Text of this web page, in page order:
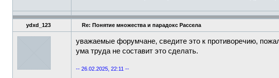
ydxd_123 Re: Понятие множества и парадокс Рассела
уважаемые форумчане, сведите это к противоречию,
ума труда не составит это сделать.
-- 26.02.2025, 22:11 --